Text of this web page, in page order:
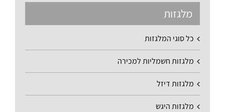
מלגזות
כל סוגי המלגזות
מלגזות חשמליות למכירה
מלגזות דיזל
מלגזות היגש